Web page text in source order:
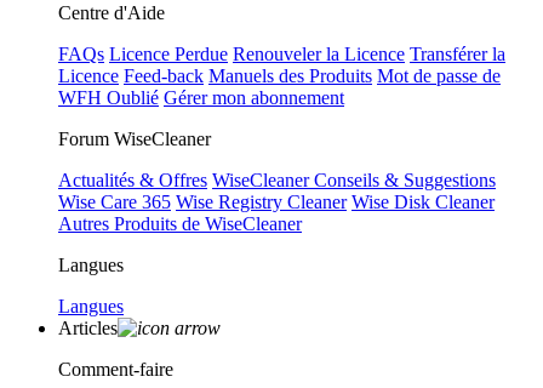
Centre d'Aide
FAQs Licence Perdue Renouveler la Licence Transférer la
Licence Feed-back Manuels des Produits Mot de passe de
WFH Oublié Gérer mon abonnement
Forum WiseCleaner
Actualités & Offres WiseCleaner Conseils & Suggestions
Wise Care 365 Wise Registry Cleaner Wise Disk Cleaner
Autres Produits de WiseCleaner
Langues
Langues
Articles
Comment-faire